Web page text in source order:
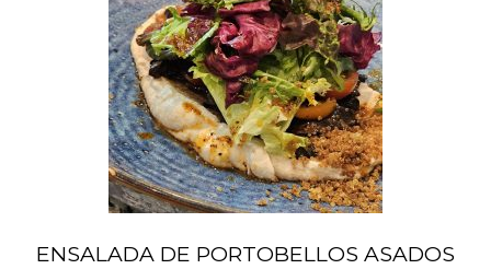
ENSALADA DE PORTOBELLOS ASADOS